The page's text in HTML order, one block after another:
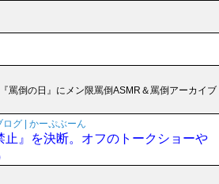
罵倒の日』にメン限罵倒ASMR＆罵倒アーカイブ
グ | かーぷぶーん
止』を決断。オフのトークショーや